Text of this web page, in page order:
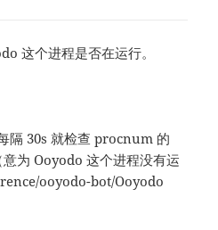
这个进程是否在运行。
隔 30s 就检查 procnum 的
为 Ooyodo 这个进程没有运
ooyodo-bot/Ooyodo